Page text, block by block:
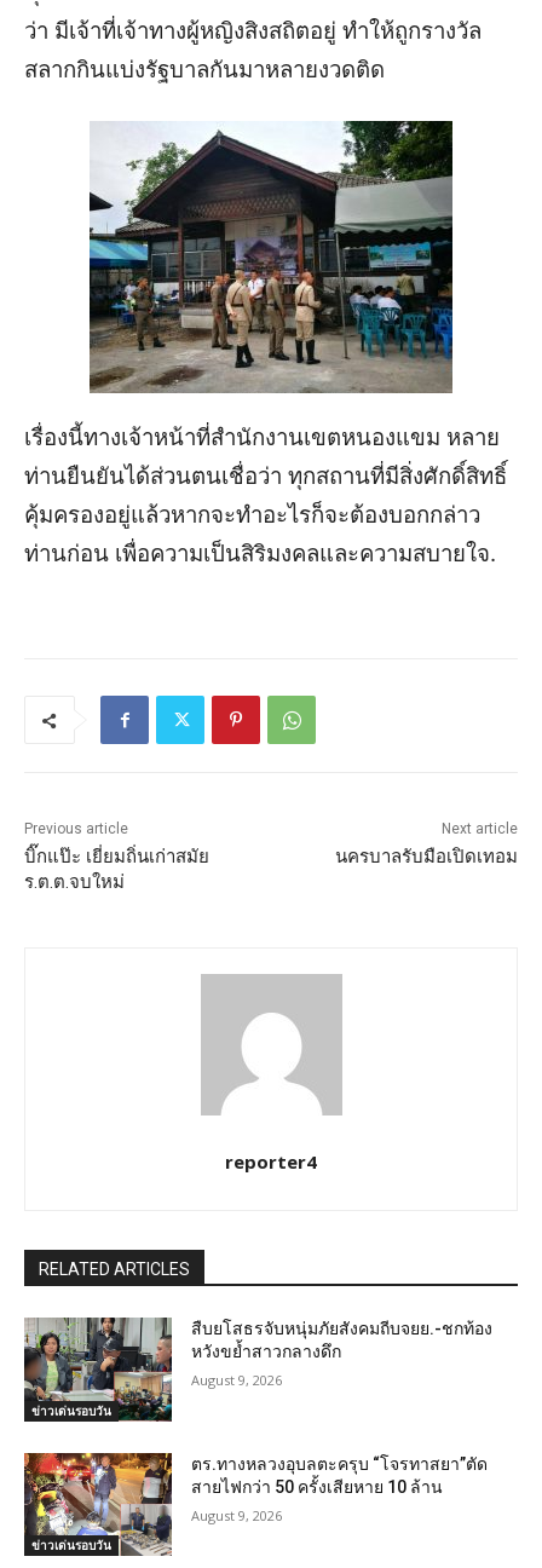
ว่า มีเจ้าที่เจ้าทางผู้หญิงสิงสถิตอยู่ ทำให้ถูกรางวัล
สลากกินแบ่งรัฐบาลกันมาหลายงวดติด
เรื่องนี้ทางเจ้าหน้าที่สำนักงานเขตหนองแขม หลาย
ท่านยืนยันได้ส่วนตนเชื่อว่า ทุกสถานที่มีสิ่งศักดิ์สิทธิ์
คุ้มครองอยู่แล้วหากจะทำอะไรก็จะต้องบอกกล่าว
ท่านก่อน เพื่อความเป็นสิริมงคลและความสบายใจ.
Previous article
บิ๊กแป๊ะ เยี่ยมถิ่นเก่าสมัย
ร.ต.ต.จบใหม่
Next article
นครบาลรับมือเปิดเทอม
reporter4
RELATED ARTICLES
ข่าวเด่นรอบวัน
สืบยโสธรจับหนุ่มภัยสังคมถีบจยย.-ชกท้อง
หวังขย้ำสาวกลางดึก
August 9, 2026
ข่าวเด่นรอบวัน
ตร.ทางหลวงอุบลตะครุบ “โจรทาสยา”ตัด
สายไฟกว่า 50 ครั้งเสียหาย 10 ล้าน
August 9, 2026